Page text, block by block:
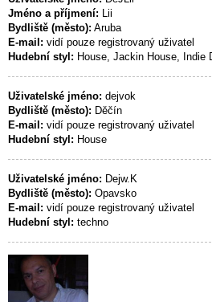
Jméno a příjmení: Lii
Bydliště (město): Aruba
E-mail: vidí pouze registrovaný uživatel
Hudební styl: House, Jackin House, Indie
Uživatelské jméno: dejvok
Bydliště (město): Děčín
E-mail: vidí pouze registrovaný uživatel
Hudební styl: House
Uživatelské jméno: Dejw.K
Bydliště (město): Opavsko
E-mail: vidí pouze registrovaný uživatel
Hudební styl: techno